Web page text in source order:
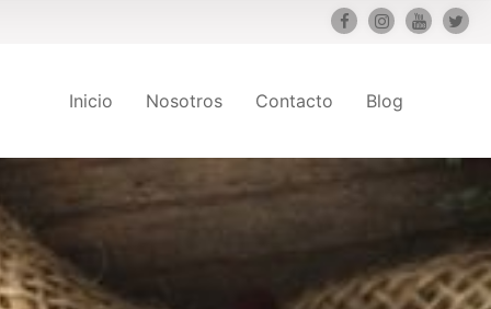
Inicio Nosotros Contacto Blog